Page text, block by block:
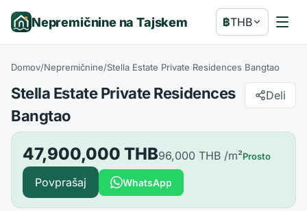
Nepremičnine na Tajskem ฿THB
Domov/Nepremičnine/Stella Estate Private Residences Bangtao
Stella Estate Private Residences
Bangtao
Deli
47,900,000 THB96,000 THB /m²Prosto
Povprašaj WhatsApp